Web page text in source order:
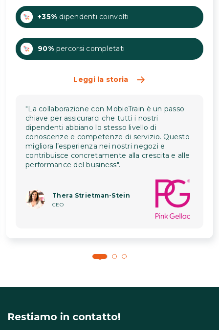
+35% dipendenti coinvolti
90% percorsi completati
Leggi la storia
"La collaborazione con MobieTrain è un passo
chiave per assicurarci che tutti i nostri
dipendenti abbiano lo stesso livello di
conoscenze e competenze di servizio. Questo
migliora l’esperienza nei nostri negozi e
contribuisce concretamente alla crescita e alle
performance del business".
Thera Strietman-Stein
CEO
1 2 3
Restiamo in contatto!